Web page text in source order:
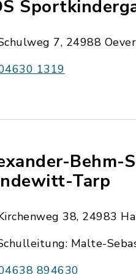
7, 24988
1319
Behm-
Tarp
38, 24983
Malte-
894630